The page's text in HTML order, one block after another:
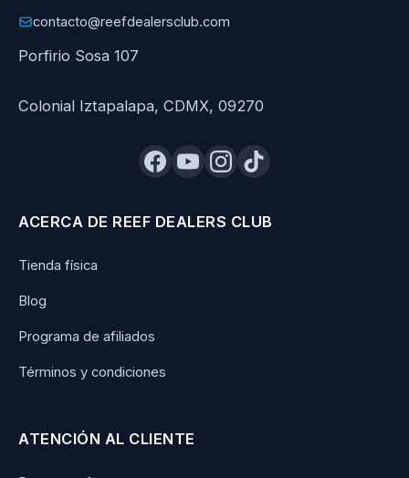
contacto@reefdealersclub.com
Porfirio Sosa 107
Colonial Iztapalapa, CDMX, 09270
ACERCA DE REEF DEALERS CLUB
Tienda física
Blog
Programa de afiliados
Términos y condiciones
ATENCIÓN AL CLIENTE